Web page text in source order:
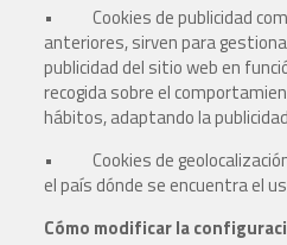
• Cookies de publicidad
anteriores, sirven para
publicidad del sitio web en
recogida sobre el
hábitos, adaptando la
• Cookies de
el país dónde se encuentra el
Cómo modificar la